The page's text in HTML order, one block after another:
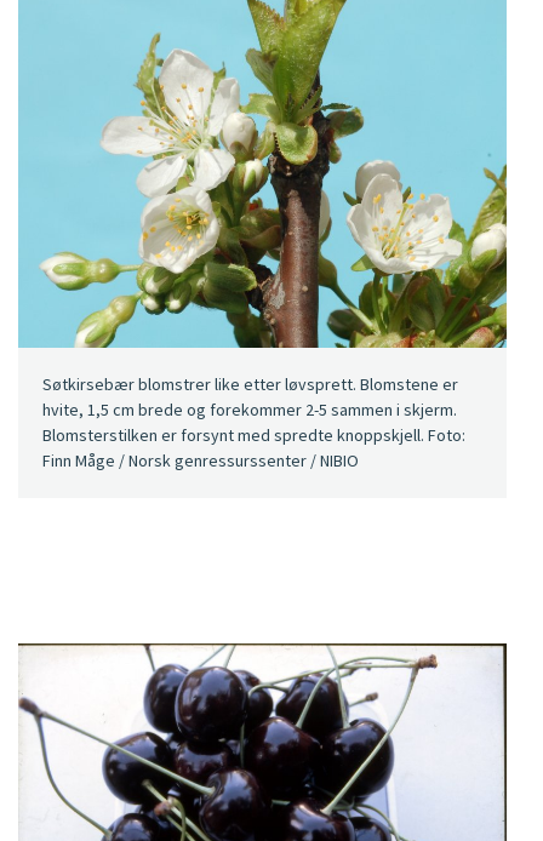
Søtkirsebær blomstrer like etter løvsprett. Blomstene er
hvite, 1,5 cm brede og forekommer 2-5 sammen i skjerm.
Blomsterstilken er forsynt med spredte knoppskjell. Foto:
Finn Måge / Norsk genressurssenter / NIBIO